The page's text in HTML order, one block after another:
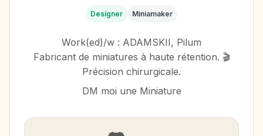
Designer Miniamaker
Work(ed)/w : ADAMSKII, Pilum
Fabricant de miniatures à haute rétention. 🎬
Précision chirurgicale.
DM moi une Miniature